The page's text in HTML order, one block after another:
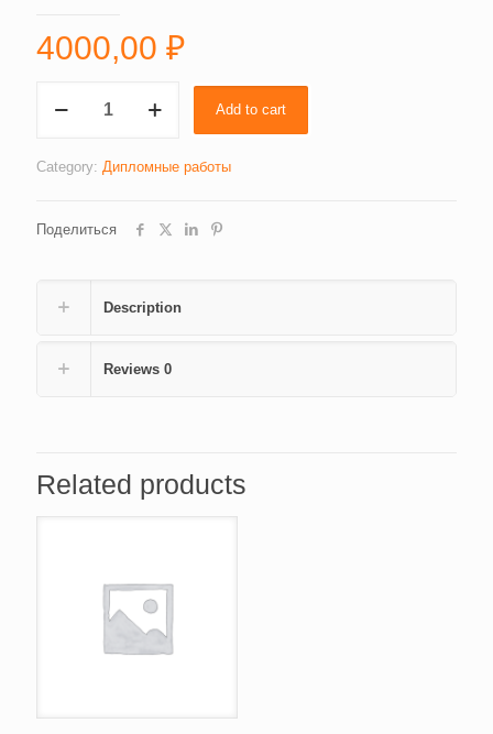
4000,00 ₽
эффективность
муниципального
министрации
Рязанской
quantity
Add to cart
Category: Дипломные работы
Поделиться
Description
Reviews 0
Related products